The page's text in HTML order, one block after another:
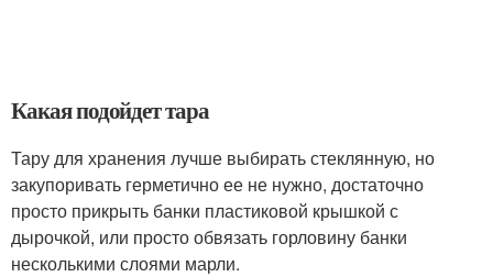
Какая подойдет тара
Тару для хранения лучше выбирать стеклянную, но
закупоривать герметично ее не нужно, достаточно
просто прикрыть банки пластиковой крышкой с
дырочкой, или просто обвязать горловину банки
несколькими слоями марли.